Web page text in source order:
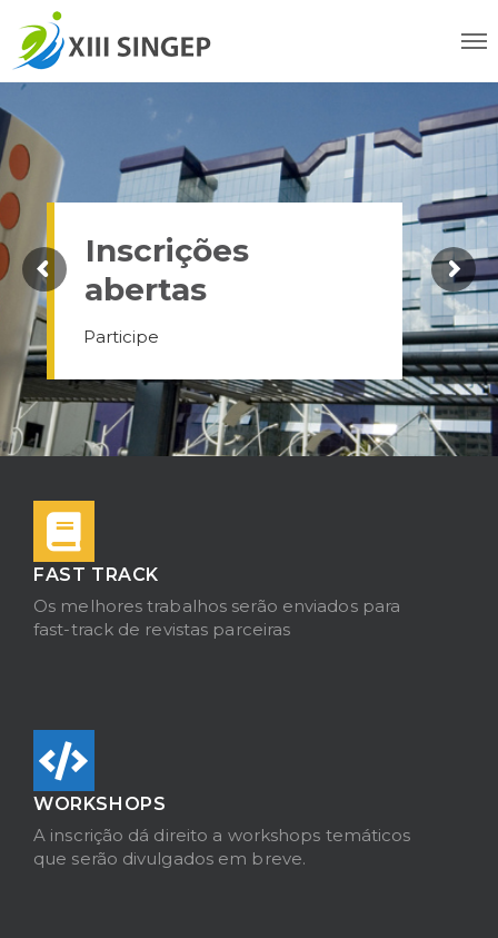
Inscrições
abertas
Participe
FAST TRACK
Os melhores trabalhos serão enviados para
fast-track de revistas parceiras
WORKSHOPS
A inscrição dá direito a workshops temáticos
que serão divulgados em breve.